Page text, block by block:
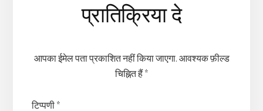
Interactions
प्रातिक्रिया दे
आपका ईमेल पता प्रकाशित नहीं किया जाएगा. आवश्यक फ़ील्ड
चिह्नित हैं *
टिप्पणी *